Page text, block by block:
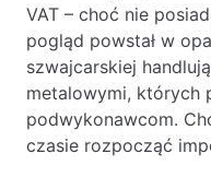
VAT – choć nie
pogląd powstał w
szwajcarskiej
metalowymi, których
podwykonawcom.
czasie rozpocząć